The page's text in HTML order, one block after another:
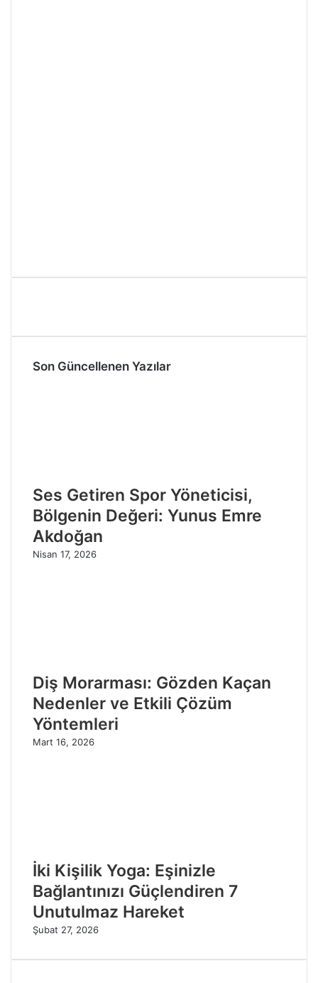
Son Güncellenen Yazılar
Ses Getiren Spor Yöneticisi,
Bölgenin Değeri: Yunus Emre
Akdoğan
Nisan 17, 2026
Diş Morarması: Gözden Kaçan
Nedenler ve Etkili Çözüm
Yöntemleri
Mart 16, 2026
İki Kişilik Yoga: Eşinizle
Bağlantınızı Güçlendiren 7
Unutulmaz Hareket
Şubat 27, 2026